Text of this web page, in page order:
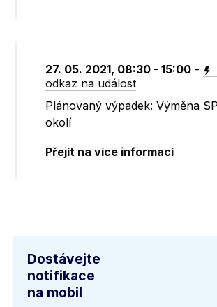
27. 05. 2021, 08:30 - 15:00 -
odkaz na událost
Plánovaný výpadek: Výměna
okolí
Přejít na více informací
Dostávejte
notifikace
na mobil